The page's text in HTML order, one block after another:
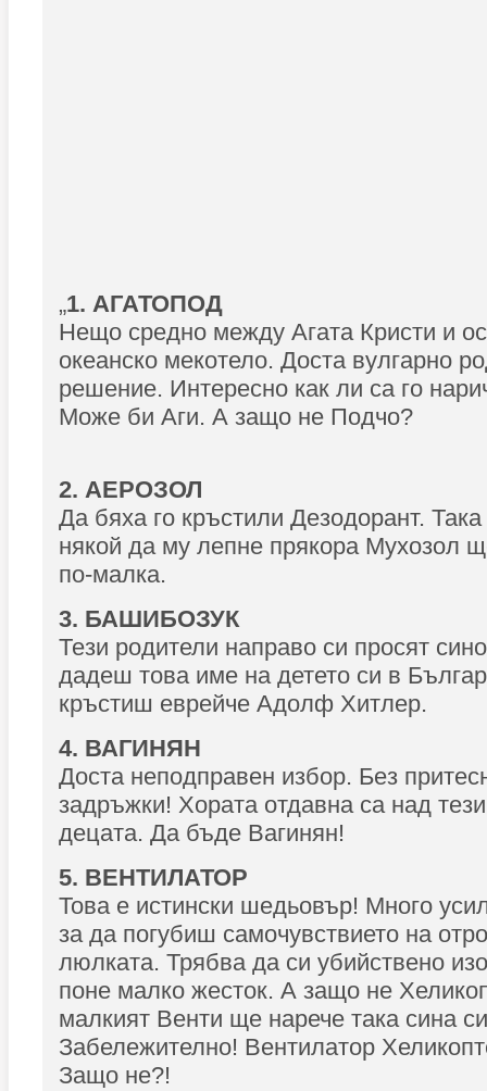
„1. АГАТОПОД
Нещо средно между Агата Кристи и
океанско мекотело. Доста вулгарно
решение. Интересно как ли са го
Може би Аги. А защо не Подчо?
2. АЕРОЗОЛ
Да бяха го кръстили Дезодорант. Така
някой да му лепне прякора Мухозол
по-малка.
3. БАШИБОЗУК
Тези родители направо си просят
дадеш това име на детето си в
кръстиш еврейче Адолф Хитлер.
4. ВАГИНЯН
Доста неподправен избор. Без
задръжки! Хората отдавна са над
децата. Да бъде Вагинян!
5. ВЕНТИЛАТОР
Това е истински шедьовър! Много
за да погубиш самочувствието на
люлката. Трябва да си убийствено
поне малко жесток. А защо не
малкият Вeнти ще нарече така сина
Забележително! Вентилатор
Защо не?!